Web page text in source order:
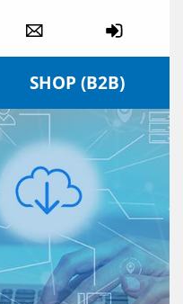
SHOP (B2B)